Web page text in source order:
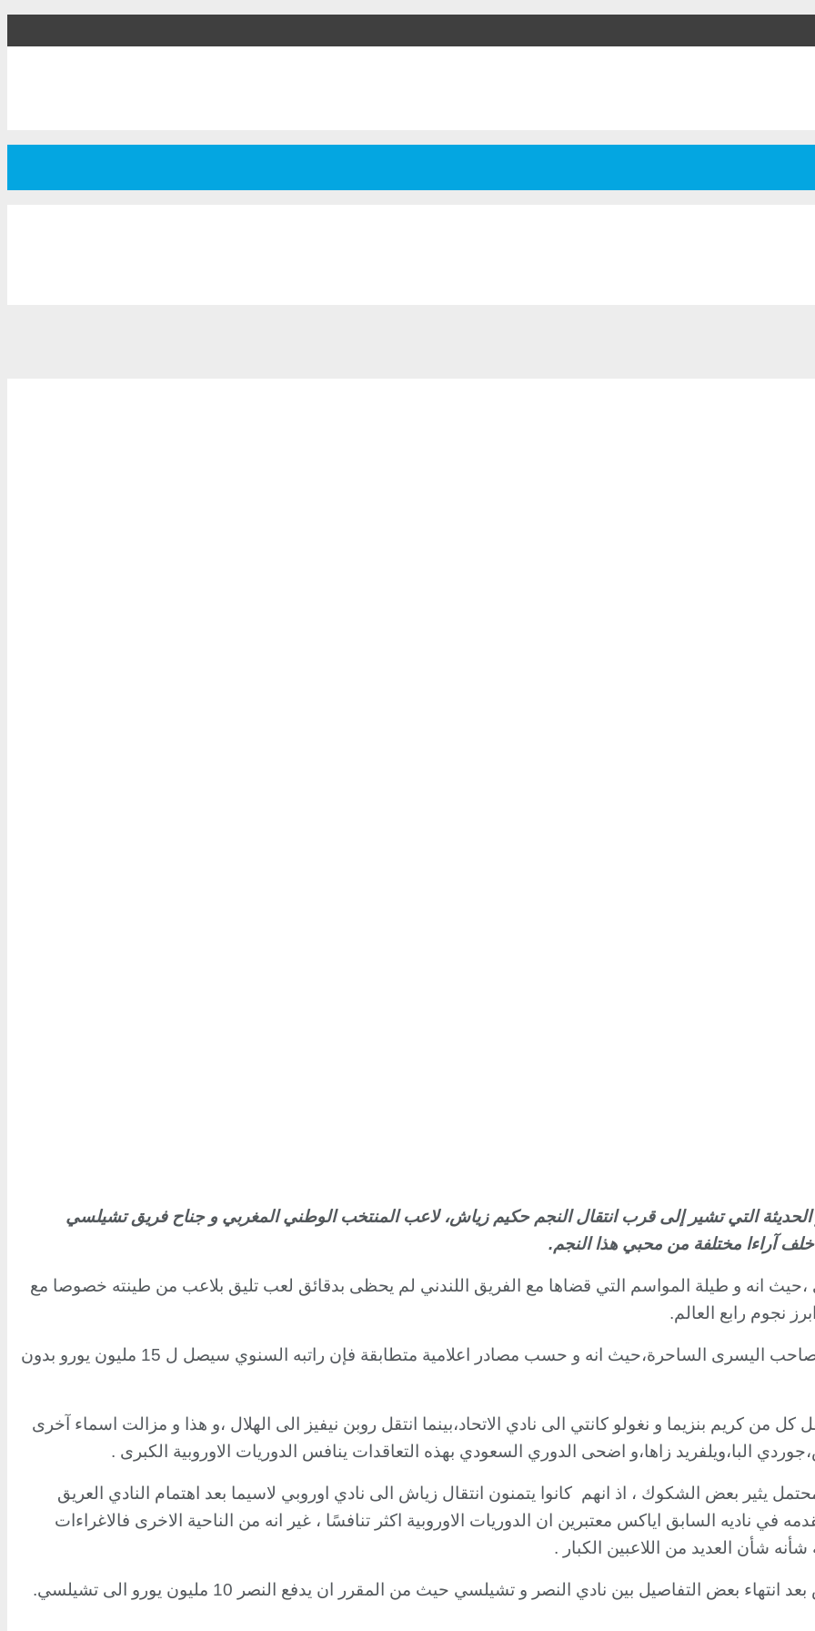
الحديثة التي تشير إلى قرب انتقال النجم حكيم زياش، لاعب المنتخب الوطني المغربي و جناح فريق تشيلسي
خلف آراءا مختلفة من محبي هذا النجم.
انه و طيلة المواسم التي قضاها مع الفريق اللندني لم يحظى بدقائق لعب تليق بلاعب من طينته خصوصا مع
نجوم رابع العالم.
و يبدو أن نادي النصر السعودي هو الاقرب للظفر بخدمات صاحب اليسرى الساحرة،حيث انه و حسب مصادر اعلامية متطابقة فإن راتبه السنوي سيصل ل 15 مليون يورو بدون
كل من كريم بنزيما و نغولو كانتي الى نادي الاتحاد،بينما انتقل روبن نيفيز الى الهلال ،و هذا و مزالت اسماء آخرى
البا،ويلفريد زاها،و اضحى الدوري السعودي بهذه التعاقدات ينافس الدوريات الاوروبية الكبرى .
يثير بعض الشكوك ، اذ انهم كانوا يتمنون انتقال زياش الى نادي اوروبي لاسيما بعد اهتمام النادي العريق
ناديه السابق اياكس معتبرين ان الدوريات الاوروبية اكثر تنافسًا ، غير انه من الناحية الاخرى فالاغراءات
شأن العديد من اللاعبين الكبار .
التفاصيل بين نادي النصر و تشيلسي حيث من المقرر ان يدفع النصر 10 مليون يورو الى تشيلسي.